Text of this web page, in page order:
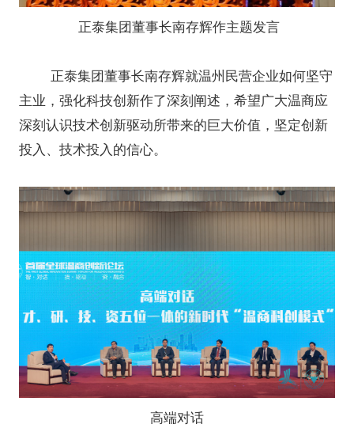
正泰集团董事长南存辉作主题发言
正泰集团董事长南存辉就温州民营企业如何坚守
主业，强化科技创新作了深刻阐述，希望广大温商应
深刻认识技术创新驱动所带来的巨大价值，坚定创新
投入、技术投入的信心。
高端对话